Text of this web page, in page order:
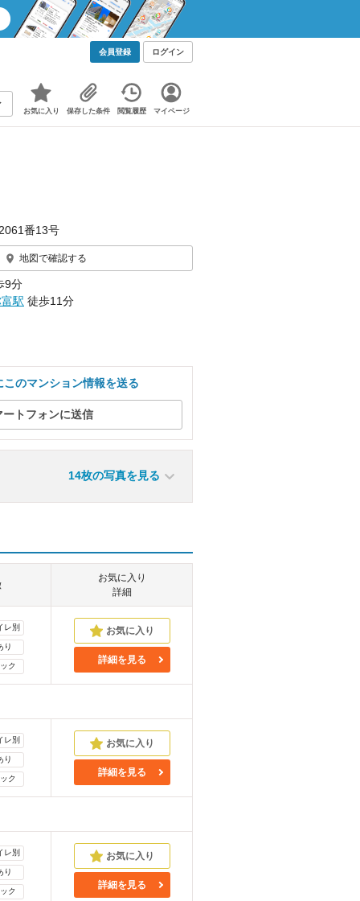
会員登録 ログイン
お気に入り 保存した条件 閲覧履歴 マイページ
番13号
地図で確認する
9分
駅 徒歩11分
のマンション情報を送る
トフォンに送信
14枚の写真を見る
お気に入り
詳細
レ別
り
ク
詳細を見る
レ別
り
ク
詳細を見る
レ別
り
ク
詳細を見る